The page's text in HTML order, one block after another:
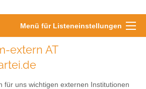
Menü für Listeneinstellungen
extern AT
für uns wichtigen externen Institutionen